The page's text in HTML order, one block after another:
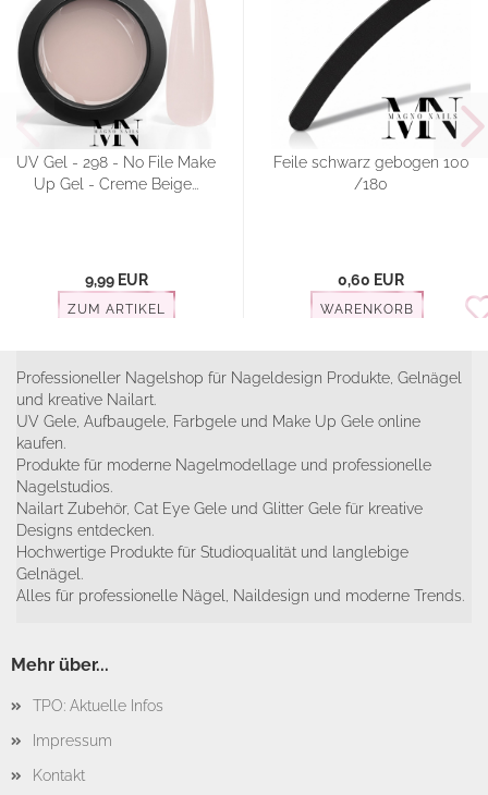
UV Gel - 298 - No File Make
Up Gel - Creme Beige...
9,99 EUR
ZUM ARTIKEL
Feile schwarz gebogen 100
/180
0,60 EUR
WARENKORB
Professioneller Nagelshop für Nageldesign Produkte, Gelnägel
und kreative Nailart.
UV Gele, Aufbaugele, Farbgele und Make Up Gele online
kaufen.
Produkte für moderne Nagelmodellage und professionelle
Nagelstudios.
Nailart Zubehör, Cat Eye Gele und Glitter Gele für kreative
Designs entdecken.
Hochwertige Produkte für Studioqualität und langlebige
Gelnägel.
Alles für professionelle Nägel, Naildesign und moderne Trends.
Mehr über...
TPO: Aktuelle Infos
Impressum
Kontakt